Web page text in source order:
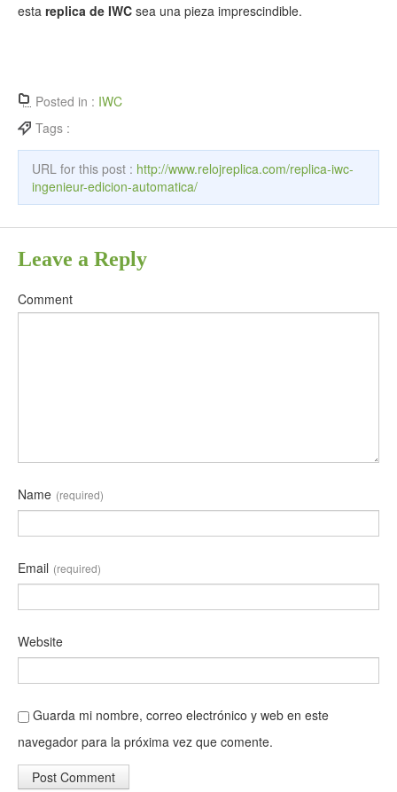
esta replica de IWC sea una pieza imprescindible.
Posted in : IWC
Tags :
URL for this post : http://www.relojreplica.com/replica-iwc-
ingenieur-edicion-automatica/
Leave a Reply
Comment
Name (required)
Email (required)
Website
Guarda mi nombre, correo electrónico y web en este
navegador para la próxima vez que comente.